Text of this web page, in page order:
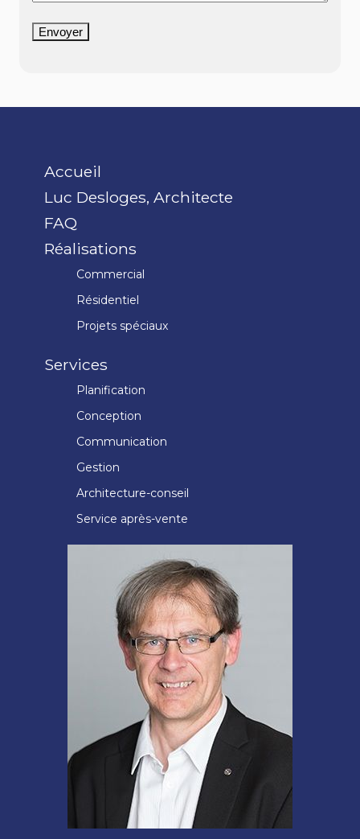
Envoyer
Accueil
Luc Desloges, Architecte
FAQ
Réalisations
Commercial
Résidentiel
Projets spéciaux
Services
Planification
Conception
Communication
Gestion
Architecture-conseil
Service après-vente